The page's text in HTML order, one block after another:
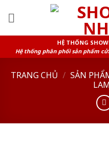
HỆ THỐNG
Hệ thống phân phối sản phẩm
TRANG CHỦ / SẢN